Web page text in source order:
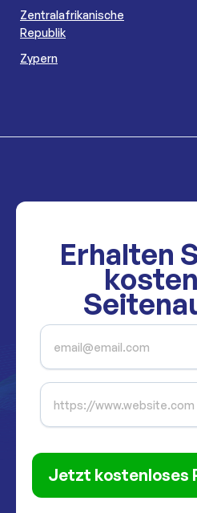
Zentralafrikanische
Republik
Zypern
Erhalten
Jetzt kostenloses